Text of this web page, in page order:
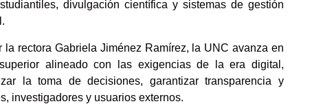
divulgación científica y sistemas de gestión
rectora Gabriela Jiménez Ramírez, la UNC avanza en
alineado con las exigencias de la era digital,
la toma de decisiones, garantizar transparencia y
investigadores y usuarios externos.